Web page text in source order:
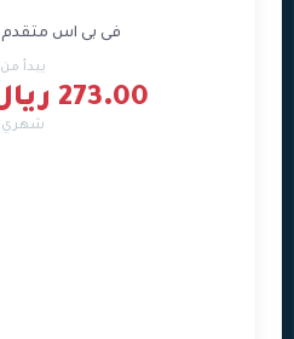
فى بى اس متقدم 8 جيجا رام
يبدأ من
273.00 ريال قطري
شهري